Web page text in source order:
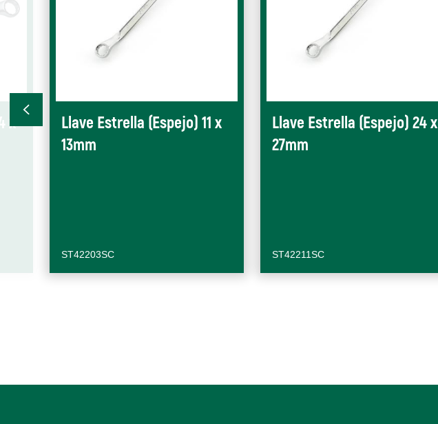
x
Llave Estrella (Espejo) 11 x
13mm
ST42203SC
Llave Estrella (Espejo) 24 x
27mm
ST42211SC